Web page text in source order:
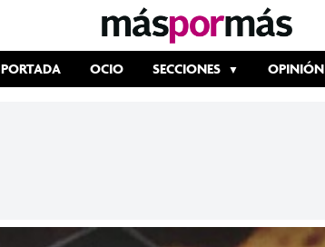
PORTADA OCIO SECCIONES OPINIÓN